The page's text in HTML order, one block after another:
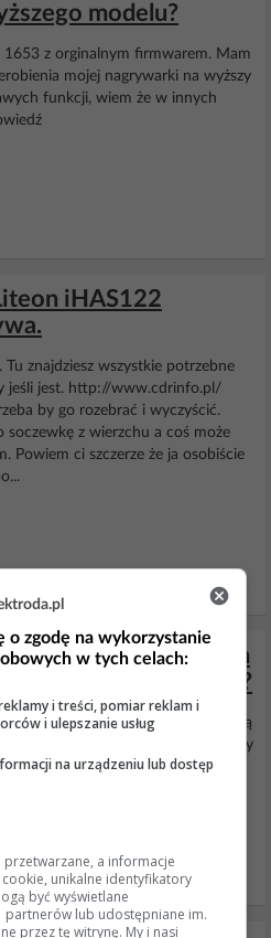
modelu?
z orginalnym firmwarem. Mam
mojej nagrywarki na wyższy
funkcji, wiem że w innych
iHAS122
Tu znajdziesz wszystkie potrzebne
jeśli jest. http://www.cdrinfo.pl/
by go rozebrać i wyczyścić.
soczewkę z wierzchu a coś może
Powiem ci szczerze że ja osobiście
firmware Liteon
błędnym flashowaniu?
tego firmware. Najlepiej kupić nową
i tandetny jak na dzisiejsze czasy
o zgodę na wykorzystanie
w tych celach:
i treści, pomiar reklam i
i ulepszanie usług
na urządzeniu lub dostęp
a informacje
unikalne identyfikatory
być wyświetlane
partnerów lub udostępniane im.
przez tę witrynę. My i nasi